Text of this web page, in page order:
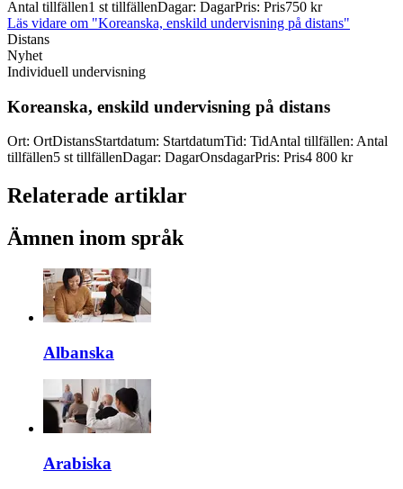
Antal tillfällen1 st tillfällenDagar: DagarPris: Pris750 kr
Läs vidare om "Koreanska, enskild undervisning på distans"
Distans
Nyhet
Individuell undervisning
Koreanska, enskild undervisning på distans
Ort: OrtDistansStartdatum: StartdatumTid: TidAntal tillfällen: Antal
tillfällen5 st tillfällenDagar: DagarOnsdagarPris: Pris4 800 kr
Relaterade artiklar
Ämnen inom språk
Albanska
Arabiska